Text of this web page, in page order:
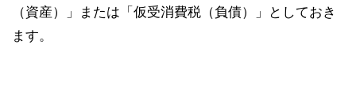
（資産）」または「仮受消費税（負債）」としておき
ます。